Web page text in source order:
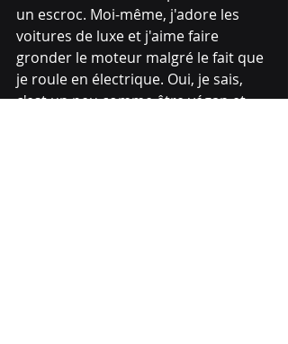
un escroc. Moi-même, j'adore les
voitures de luxe et j'aime faire
gronder le moteur malgré le fait que
je roule en électrique. Oui, je sais,
c'est un peu comme être végan et